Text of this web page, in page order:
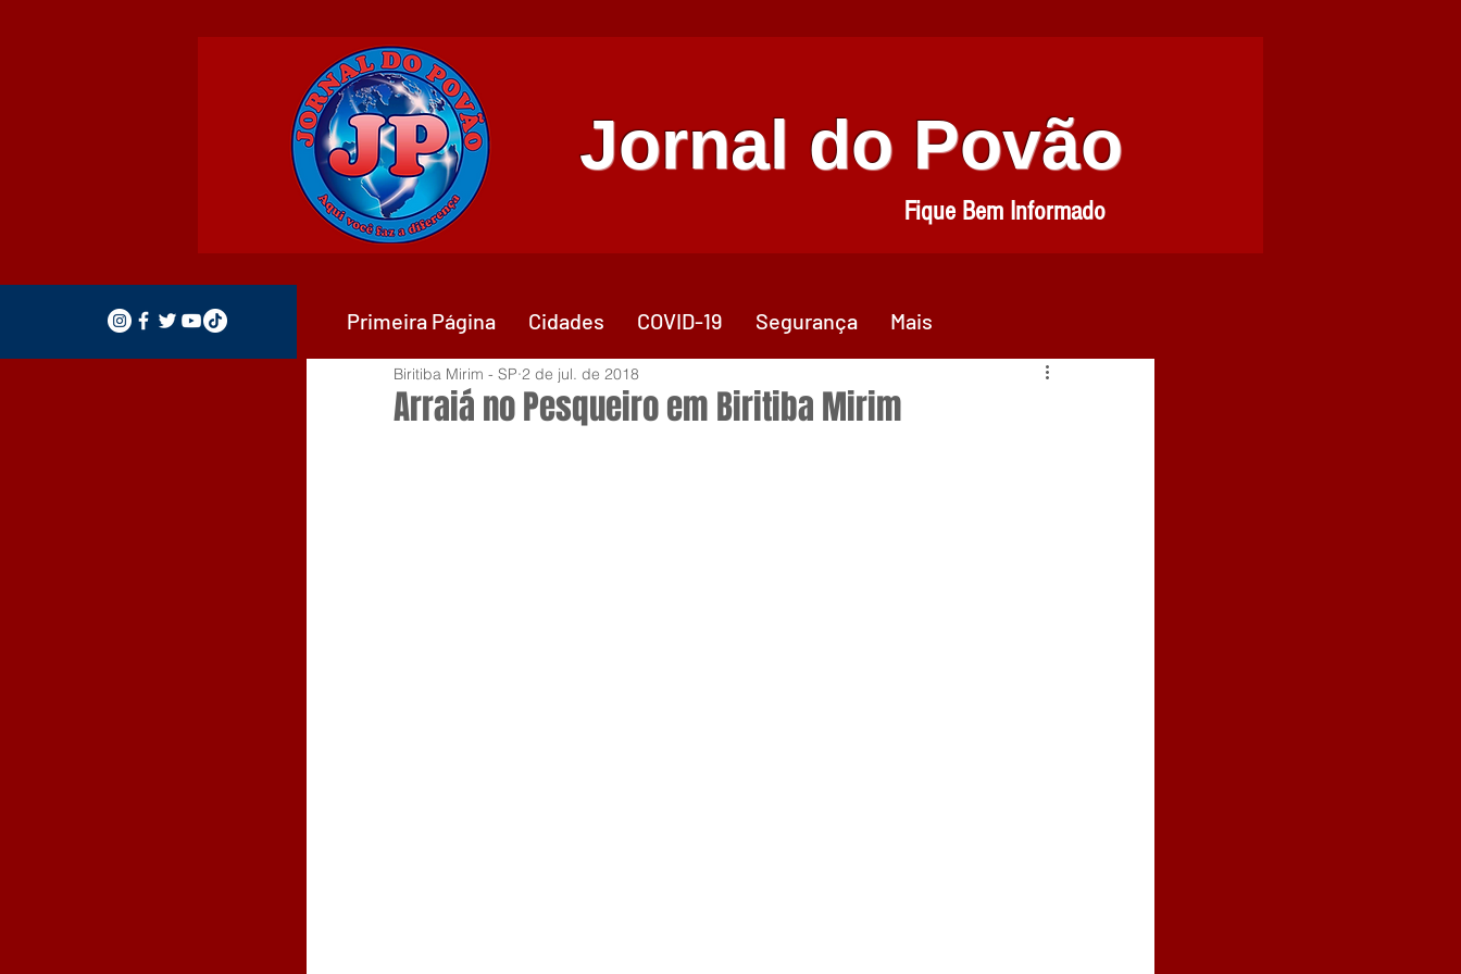
Jornal do Povão
Fique Bem Informado
Arraiá no Pesqueiro em Biritiba Mirim
Biritiba Mirim - SP 2 de jul. de 2018
Primeira Página Cidades COVID-19 Segurança Mais